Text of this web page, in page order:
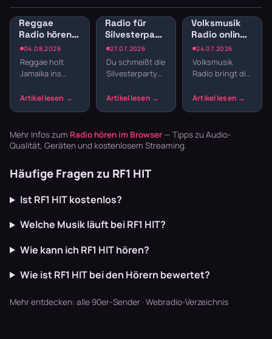
04.08.2026
Reggae
Radio hören:
Jamaican
Vibes und
Dancehall
Reggae holt
Jamaika ins
Der entspannte
die Texte
schaffen U…
27.07.2026
Radio für
Silvesterparty:
Die besten
Sender für
den
Jahreswechsel
Du schmeißt die
Silvesterparty
den ganzen
basteln? Radio
läuft dur…
24.07.2026
Volksmusik
Radio online:
Traditionelle
Klänge und
Blasmusik
Volksmusik
Radio bringt dir
ins
Akkordeon,
Mehr Infos zum Radio hören im Browser — Tipps zu Audio-
Qualität, Geräten und kostenlosem Streaming.
Häufige Fragen zu RF1 HIT
Ist RF1 HIT kostenlos?
Welche Musik läuft bei RF1 HIT?
Wie kann ich RF1 HIT hören?
Wie ist RF1 HIT bei den Hörern bewertet?
Mehr entdecken: alle 90er-Sender · Webradio-Verzeichnis